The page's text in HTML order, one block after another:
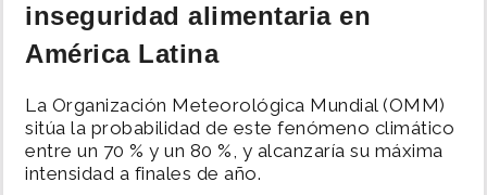
SUCESOS
POLÍTICA
inseguridad alimentaria en
América Latina
La Organización Meteorológica Mundial (OMM)
sitúa la probabilidad de este fenómeno climático
entre un 70 % y un 80 %, y alcanzaría su máxima
intensidad a finales de año.